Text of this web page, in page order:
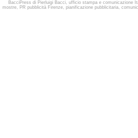
BacciPress di Pierluigi Bacci, ufficio stampa e comunicazione
mostre, PR pubblicità Firenze, pianificazione pubblicitaria,